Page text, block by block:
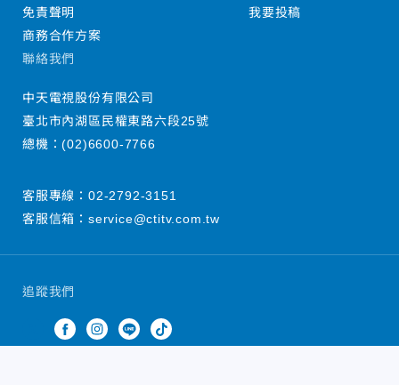
追蹤我們
免責聲明
商務合作方案
我要投稿
聯絡我們
中天電視股份有限公司
臺北市內湖區民權東路六段25號
總機：(02)6600-7766
客服專線： 02-2792-3151
客服信箱： service@ctitv.com.tw